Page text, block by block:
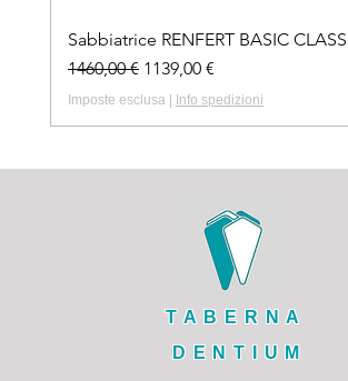
Sabbiatrice RENFERT BASIC
Prezzo regolare
1460,00 € Prezzo scontato
1139,00 €
Imposte esclusa Info spedizioni
TABERNA
DENTIUM